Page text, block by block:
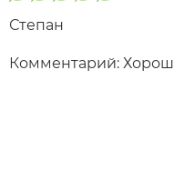
Степан
Комментарий: Хорош